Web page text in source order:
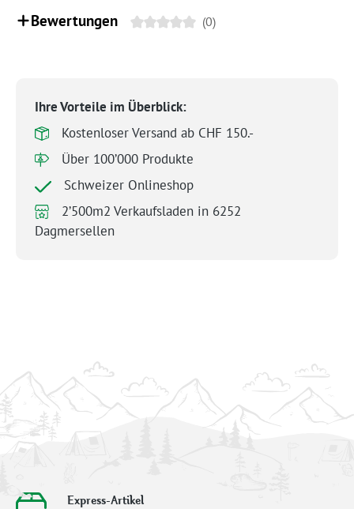
Bewertungen (0)
Ihre Vorteile im Überblick:
Kostenloser Versand ab CHF 150.-
Über 100’000 Produkte
Schweizer Onlineshop
2’500m2 Verkaufsladen in 6252
Dagmersellen
Express-Artikel